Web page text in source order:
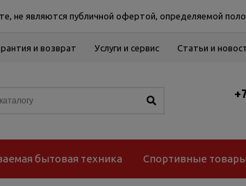
не являются публичной офертой, определяемой
и возврат Услуги и сервис Статьи и
бытовая техника Спортивные товары